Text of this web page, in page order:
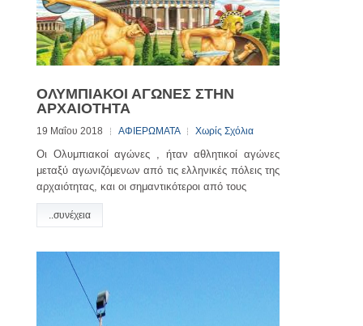
ΟΛΥΜΠΙΑΚΟΙ ΑΓΩΝΕΣ ΣΤΗΝ
ΑΡΧΑΙΟΤΗΤΑ
19 Μαΐου 2018 ΑΦΙΕΡΩΜΑΤΑ Χωρίς Σχόλια
Οι Ολυμπιακοί αγώνες , ήταν αθλητικοί αγώνες
μεταξύ αγωνιζόμενων από τις ελληνικές πόλεις της
αρχαιότητας, και οι σημαντικότεροι από τους
..συνέχεια